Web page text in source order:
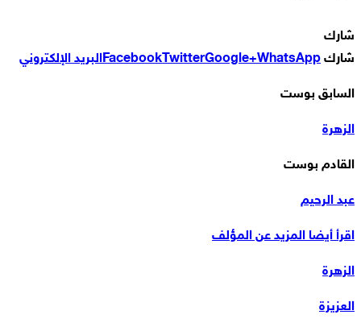
شارك
شارك
FacebookTwitterGoogle+WhatsApp البريد الإلكتروني
السابق بوست
الزهرة
القادم بوست
عبد الرحيم
اقرأ أيضا المزيد عن المؤلف
الزهرة
العزيزة